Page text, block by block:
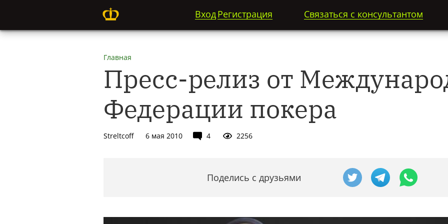
ВходРегистрация Связаться с консультантом
Главная
Пресс-релиз от
Федерации покера
Streltcoff 6 мая 2010 4 2256
Поделись с друзьями